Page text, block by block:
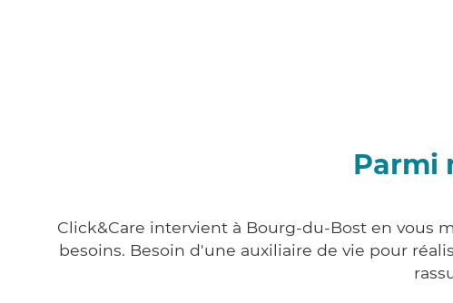
Parmi
Click&Care intervient à Bourg-du-Bost en vous
besoins. Besoin d'une auxiliaire de vie pour